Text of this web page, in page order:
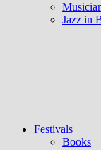
Jazz in
Festivals
Books